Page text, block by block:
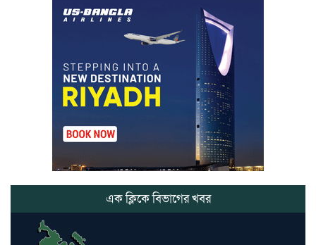
দেশের চা শিল্পে নতুন মাইলফলক
ন্যাশনাল টি কোম্পানির
নবারুণ সংঘের পক্ষ থেকে এমপি
মুজিবুর রহমান চৌধুরীকে সম্মাননা
মার্শাল আর্ট ক্লাব কাপে ‘জুসা মার্শাল
আর্ট’ এর সাফল্য, শ্রীমঙ্গলের আয়াত ও
আইরাহ ঝুলিতে ৪ পদক
এক ক্লিকে বিভাগের খবর